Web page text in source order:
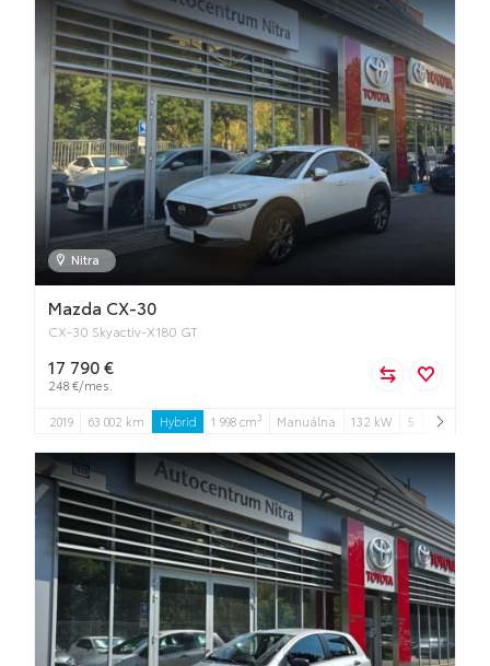
Nitra
Mazda CX-30
CX-30 Skyactiv-X180 GT
17 790 €
248 €/mes.
2019 63 002 km Hybrid 1 998 cm3 Manuálna 132 kW 5 5